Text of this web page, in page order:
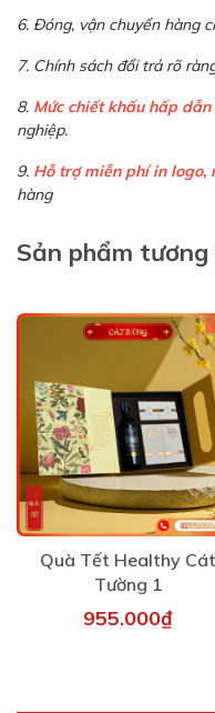
6. Đóng, vận chuyển hàng
7. Chính sách đổi trả rõ
8. Mức chiết khấu hấp dẫn
nghiệp.
9. Hỗ trợ miễn phí in logo,
hàng
Sản phẩm
Quà Tết Healthy Cát
Tường 1
955.000₫